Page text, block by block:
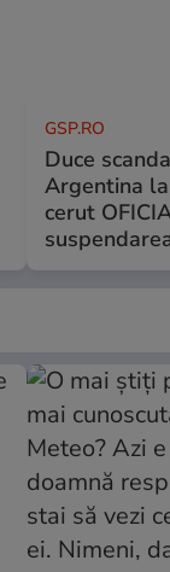
GSP.RO
Duce
Argentina
cerut